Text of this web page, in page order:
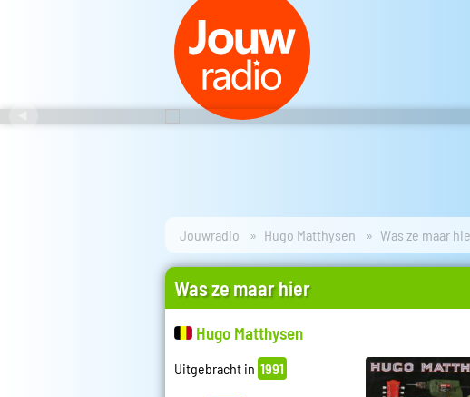
Jouwradio Hugo Matthysen Was ze maar
Was ze maar hier
Hugo Matthysen
Uitgebracht in 1991